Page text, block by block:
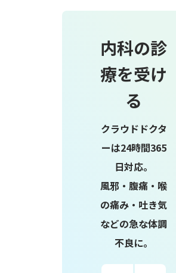
内科の診
療を受け
る
クラウドドクタ
ーは24時間365
日対応。
風邪・腹痛・喉
の痛み・吐き気
などの急な体調
不良に。